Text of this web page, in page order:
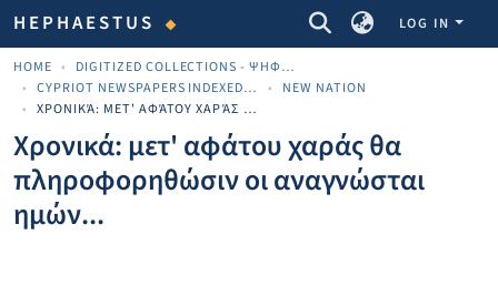
HEPHAESTUS COMMUNITIES & COLLECTIONS
LOG IN
HOME
DIGITIZED COLLECTIONS - ΨΗΦΙΟΠΟΙΗΜΈΝΕΣ ΣΥΛΛΟΓΈΣ
CYPRIOT NEWSPAPERS INDEXED MATERIAL
NEW NATION
ΧΡΟΝΙΚΆ: ΜΕΤ' ΑΦΆΤΟΥ ΧΑΡΆΣ ΘΑ ΠΛΗΡΟΦΟΡΗΘΏΣΙΝ ΟΙ ΑΝΑΓΝΏΣΤΑΙ ΗΜΏΝ...
Χρονικά: μετ' αφάτου χαράς θα
πληροφορηθώσιν οι αναγνώσται
ημών...